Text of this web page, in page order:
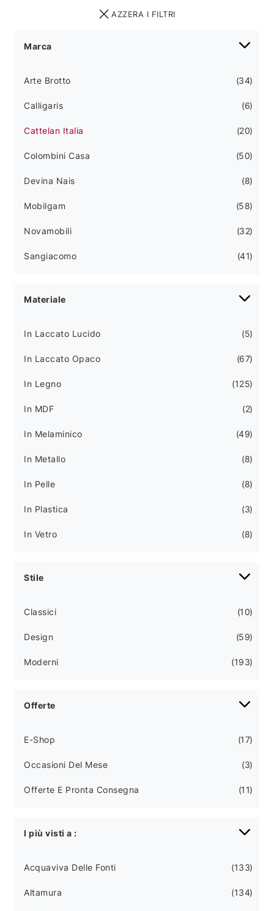
AZZERA I FILTRI
Marca
Arte Brotto 34
Calligaris 6
Cattelan Italia 20
Colombini Casa 50
Devina Nais 8
Mobilgam 58
Novamobili 32
Sangiacomo 41
Materiale
In Laccato Lucido 5
In Laccato Opaco 67
In Legno 125
In MDF 2
In Melaminico 49
In Metallo 8
In Pelle 8
In Plastica 3
In Vetro 8
Stile
Classici 10
Design 59
Moderni 193
Offerte
E-Shop 17
Occasioni Del Mese 3
Offerte E Pronta Consegna 11
I più visti a :
Acquaviva Delle Fonti 133
Altamura 134